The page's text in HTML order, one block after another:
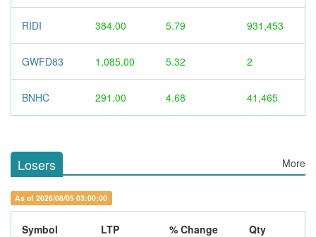
RIDI 384.00 5.79 931,453
GWFD83 1,085.00 5.32 2
BNHC 291.00 4.68 41,465
Losers More
As of 2026/08/05 03:00:00
Symbol LTP % Change Qty